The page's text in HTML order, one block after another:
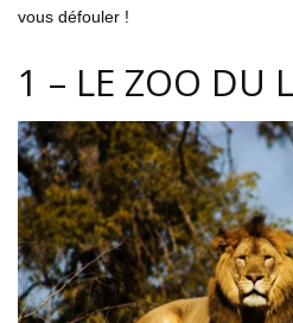
vous défouler !
1 – LE ZOO DU